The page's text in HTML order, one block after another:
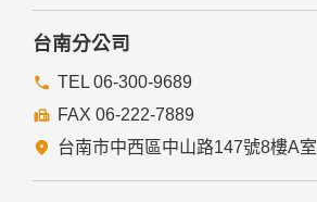
台南分公司
TEL 06-300-9689
FAX 06-222-7889
台南市中西區中山路147號8樓A室